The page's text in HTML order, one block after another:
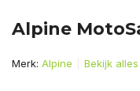
Alpine
Merk: Alpine Bekijk